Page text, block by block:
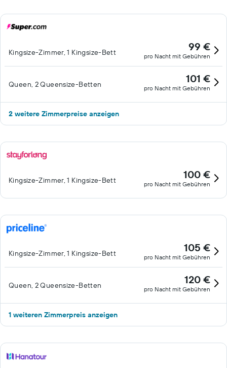
Kingsize-Zimmer, 1 Kingsize-Bett 99 €
pro Nacht mit Gebühren
Queen, 2 Queensize-Betten 101 €
pro Nacht mit Gebühren
2 weitere Zimmerpreise anzeigen
Kingsize-Zimmer, 1 Kingsize-Bett 100 €
pro Nacht mit Gebühren
Kingsize-Zimmer, 1 Kingsize-Bett 105 €
pro Nacht mit Gebühren
Queen, 2 Queensize-Betten 120 €
pro Nacht mit Gebühren
1 weiteren Zimmerpreis anzeigen